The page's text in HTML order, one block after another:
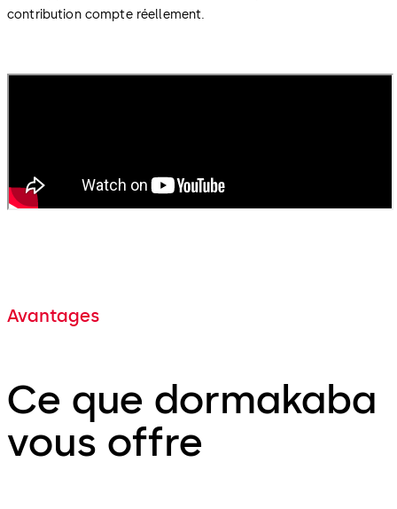
contribution compte réellement.
Avantages
Ce que dormakaba
vous offre